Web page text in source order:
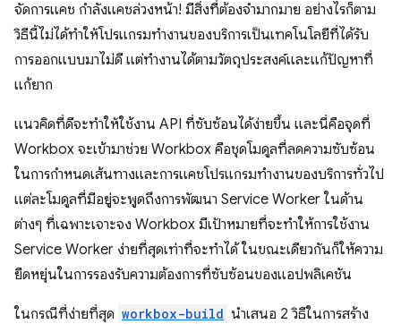
จัดการแคช กำลังแคชล่วงหน้า! มีสิ่งที่ต้องจำมากมาย อย่างไรก็ตาม
วิธีนี้ไม่ได้ทำให้โปรแกรมทำงานของบริการเป็นเทคโนโลยีที่ได้รับ
การออกแบบมาไม่ดี แต่ทำงานได้ตามวัตถุประสงค์และแก้ปัญหาที่
แก้ยาก
แนวคิดที่ดีจะทำให้ใช้งาน API ที่ซับซ้อนได้ง่ายขึ้น และนี่คือจุดที่
Workbox จะเข้ามาช่วย Workbox คือชุดโมดูลที่ลดความซับซ้อน
ในการกำหนดเส้นทางและการแคชโปรแกรมทำงานของบริการทั่วไป
แต่ละโมดูลที่มีอยู่จะพูดถึงการพัฒนา Service Worker ในด้าน
ต่างๆ ที่เฉพาะเจาะจง Workbox มีเป้าหมายที่จะทำให้การใช้งาน
Service Worker ง่ายที่สุดเท่าที่จะทำได้ ในขณะเดียวกันก็ให้ความ
ยืดหยุ่นในการรองรับความต้องการที่ซับซ้อนของแอปพลิเคชัน
ในกรณีที่ง่ายที่สุด workbox-build นำเสนอ 2 วิธีในการสร้าง